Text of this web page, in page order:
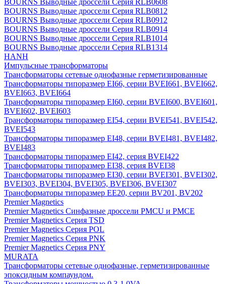
BOURNS Выводные дроссели Серия RLB0812
BOURNS Выводные дроссели Серия RLB0912
BOURNS Выводные дроссели Серия RLB0914
BOURNS Выводные дроссели Серия RLB1014
BOURNS Выводные дроссели Серия RLB1314
HANH
Импульсные трансформаторы
Трансформаторы сетевые однофазные герметизированные
Трансформаторы типоразмер EI66, серии BVEI661, BVEI662,
BVEI663, BVEI664
Трансформаторы типоразмер EI60, серии BVEI600, BVEI601,
BVEI602, BVEI603
Трансформаторы типоразмер EI54, серии BVEI541, BVEI542,
BVEI543
Трансформаторы типоразмер EI48, серии BVEI481, BVEI482,
BVEI483
Трансформаторы типоразмер EI42, серия BVEI422
Трансформаторы типоразмер EI38, серия BVEI38
Трансформаторы типоразмер EI30, серии BVEI301, BVEI302,
BVEI303, BVEI304, BVEI305, BVEI306, BVEI307
Трансформаторы типоразмер EE20, серии BV201, BV202
Premier Magnetics
Premier Magnetics Синфазные дроссели PMCU и PMCE
Premier Magnetics Серия TSD
Premier Magnetics Серия POL
Premier Magnetics Серия PNK
Premier Magnetics Серия PNY
MURATA
Трансформаторы сетевые однофазные, герметизированные
эпоксидным компаундом.